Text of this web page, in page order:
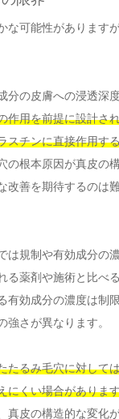
な可能性があります
分の皮膚への浸透深度
作用を前提に設計さ
スチンに直接作用す
の根本原因が真皮の
改善を期待するのは
は規制や有効成分の
る薬剤や施術と比べ
有効成分の濃度は制
強さが異なります。
たるみ毛穴に対して
にくい場合がありま
真皮の構造的な変化